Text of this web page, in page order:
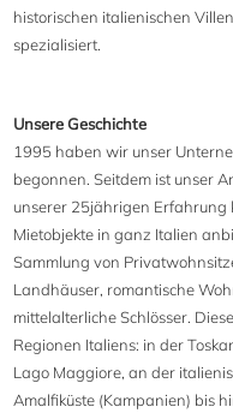
historischen italienischen
spezialisiert.
Unsere Geschichte
1995 haben wir unser
begonnen. Seitdem ist unser
unserer 25jährigen Erfahrung
Mietobjekte in ganz Italien
Sammlung von
Landhäuser, romantische
mittelalterliche Schlösser.
Regionen Italiens: in der
Lago Maggiore, an der
Amalfiküste (Kampanien) bis